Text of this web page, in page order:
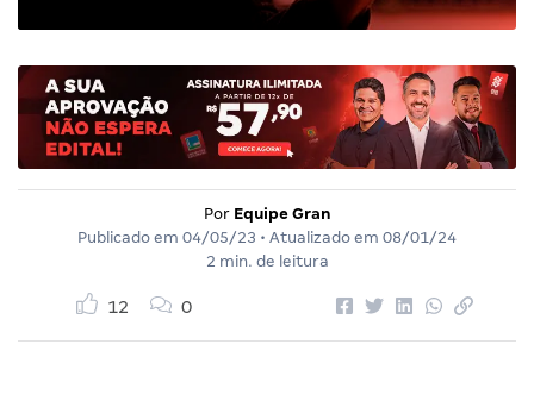
Por Equipe Gran
Publicado em 04/05/23 • Atualizado em 08/01/24
2 min. de leitura
12 0